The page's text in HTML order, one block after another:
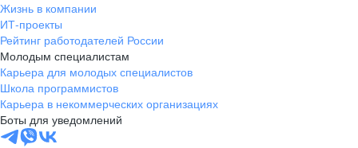
Жизнь в компании
ИТ-проекты
Рейтинг работодателей России
Молодым специалистам
Карьера для молодых специалистов
Школа программистов
Карьера в некоммерческих организациях
Боты для уведомлений